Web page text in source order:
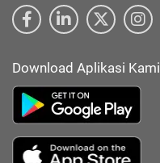
Download Aplikasi Kami